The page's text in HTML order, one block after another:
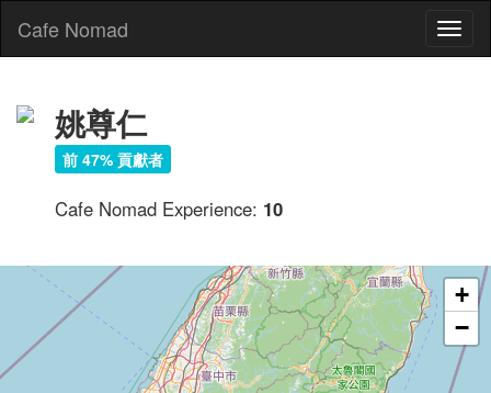
Cafe Nomad
姚尊仁
前 47% 貢獻者
Cafe Nomad Experience: 10
+
−